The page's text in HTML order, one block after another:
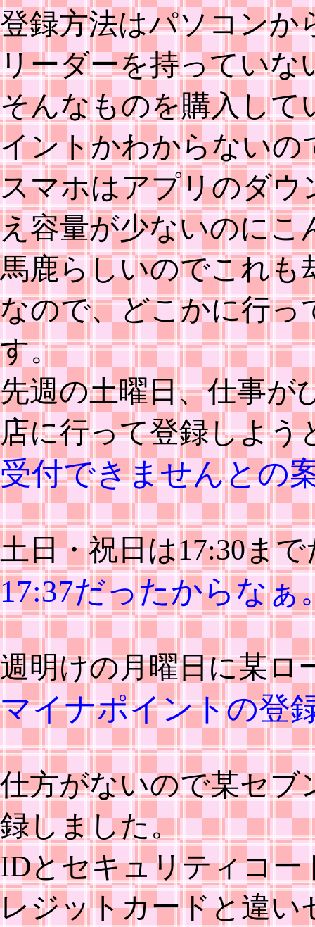
登録方法はパソコンか
リーダーを持っていな
そんなものを購入して
イントかわからないの
スマホはアプリのダウ
え容量が少ないのにこ
馬鹿らしいのでこれも
なので、どこかに行っ
す。
先週の土曜日、仕事が
店に行って登録しよ
受付できませんとの
土日・祝日は17:30ま
17:37だったからなぁ
週明けの月曜日に某
マイナポイントの登
仕方がないので某セブ
録しました。
IDとセキュリティコー
レジットカードと違い